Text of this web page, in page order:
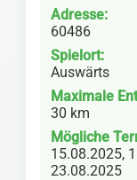
Adresse:
60486
Spielort:
Auswärts
Maximale
30 km
Mögliche
15.08.2025,
23.08.2025